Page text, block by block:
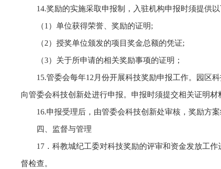
14.奖励的实施采取申报制，入驻机构申报时须提供
（1）单位获得荣誉、奖励的证明;
（2）授奖单位颁发的项目奖金总额的凭证;
（3）关于所申请的相关奖励事项的证明；
15.管委会每年12月份开展科技奖励申报工作。园区
向管委会科技创新处进行申报。申报时须提交相关证明
16.申报受理后，由管委会科技创新处审核，奖励方
四、监督与管理
17．科教城纪工委对科技奖励的评审和资金发放工
督检查。